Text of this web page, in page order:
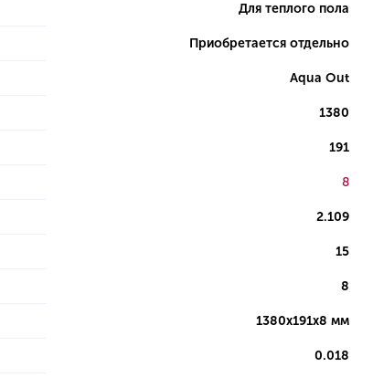
Для теплого пола
Приобретается отдельно
Aqua Out
1380
191
8
2.109
15
8
1380х191х8 мм
0.018